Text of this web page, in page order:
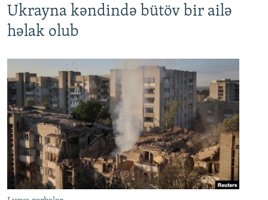
Ukrayna kəndində bütöv bir ailə
həlak olub